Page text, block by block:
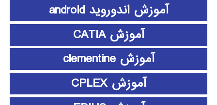
آموزش اندوروید android
آموزش CATIA
آموزش clementine
آموزش CPLEX